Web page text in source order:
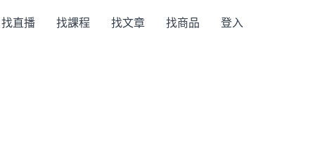
找直播 找課程 找文章 找商品 登入